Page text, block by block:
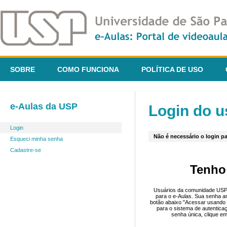
SOBRE COMO FUNCIONA POLÍTICA DE USO
e-Aulas da USP
Login
Esqueci minha senha
Cadastre-se
Login do
Não é necessário o login
Usuários da comunidade
para o e-Aulas. Sua senha
botão abaixo "Acessar
para o sistema de
senha única, clique